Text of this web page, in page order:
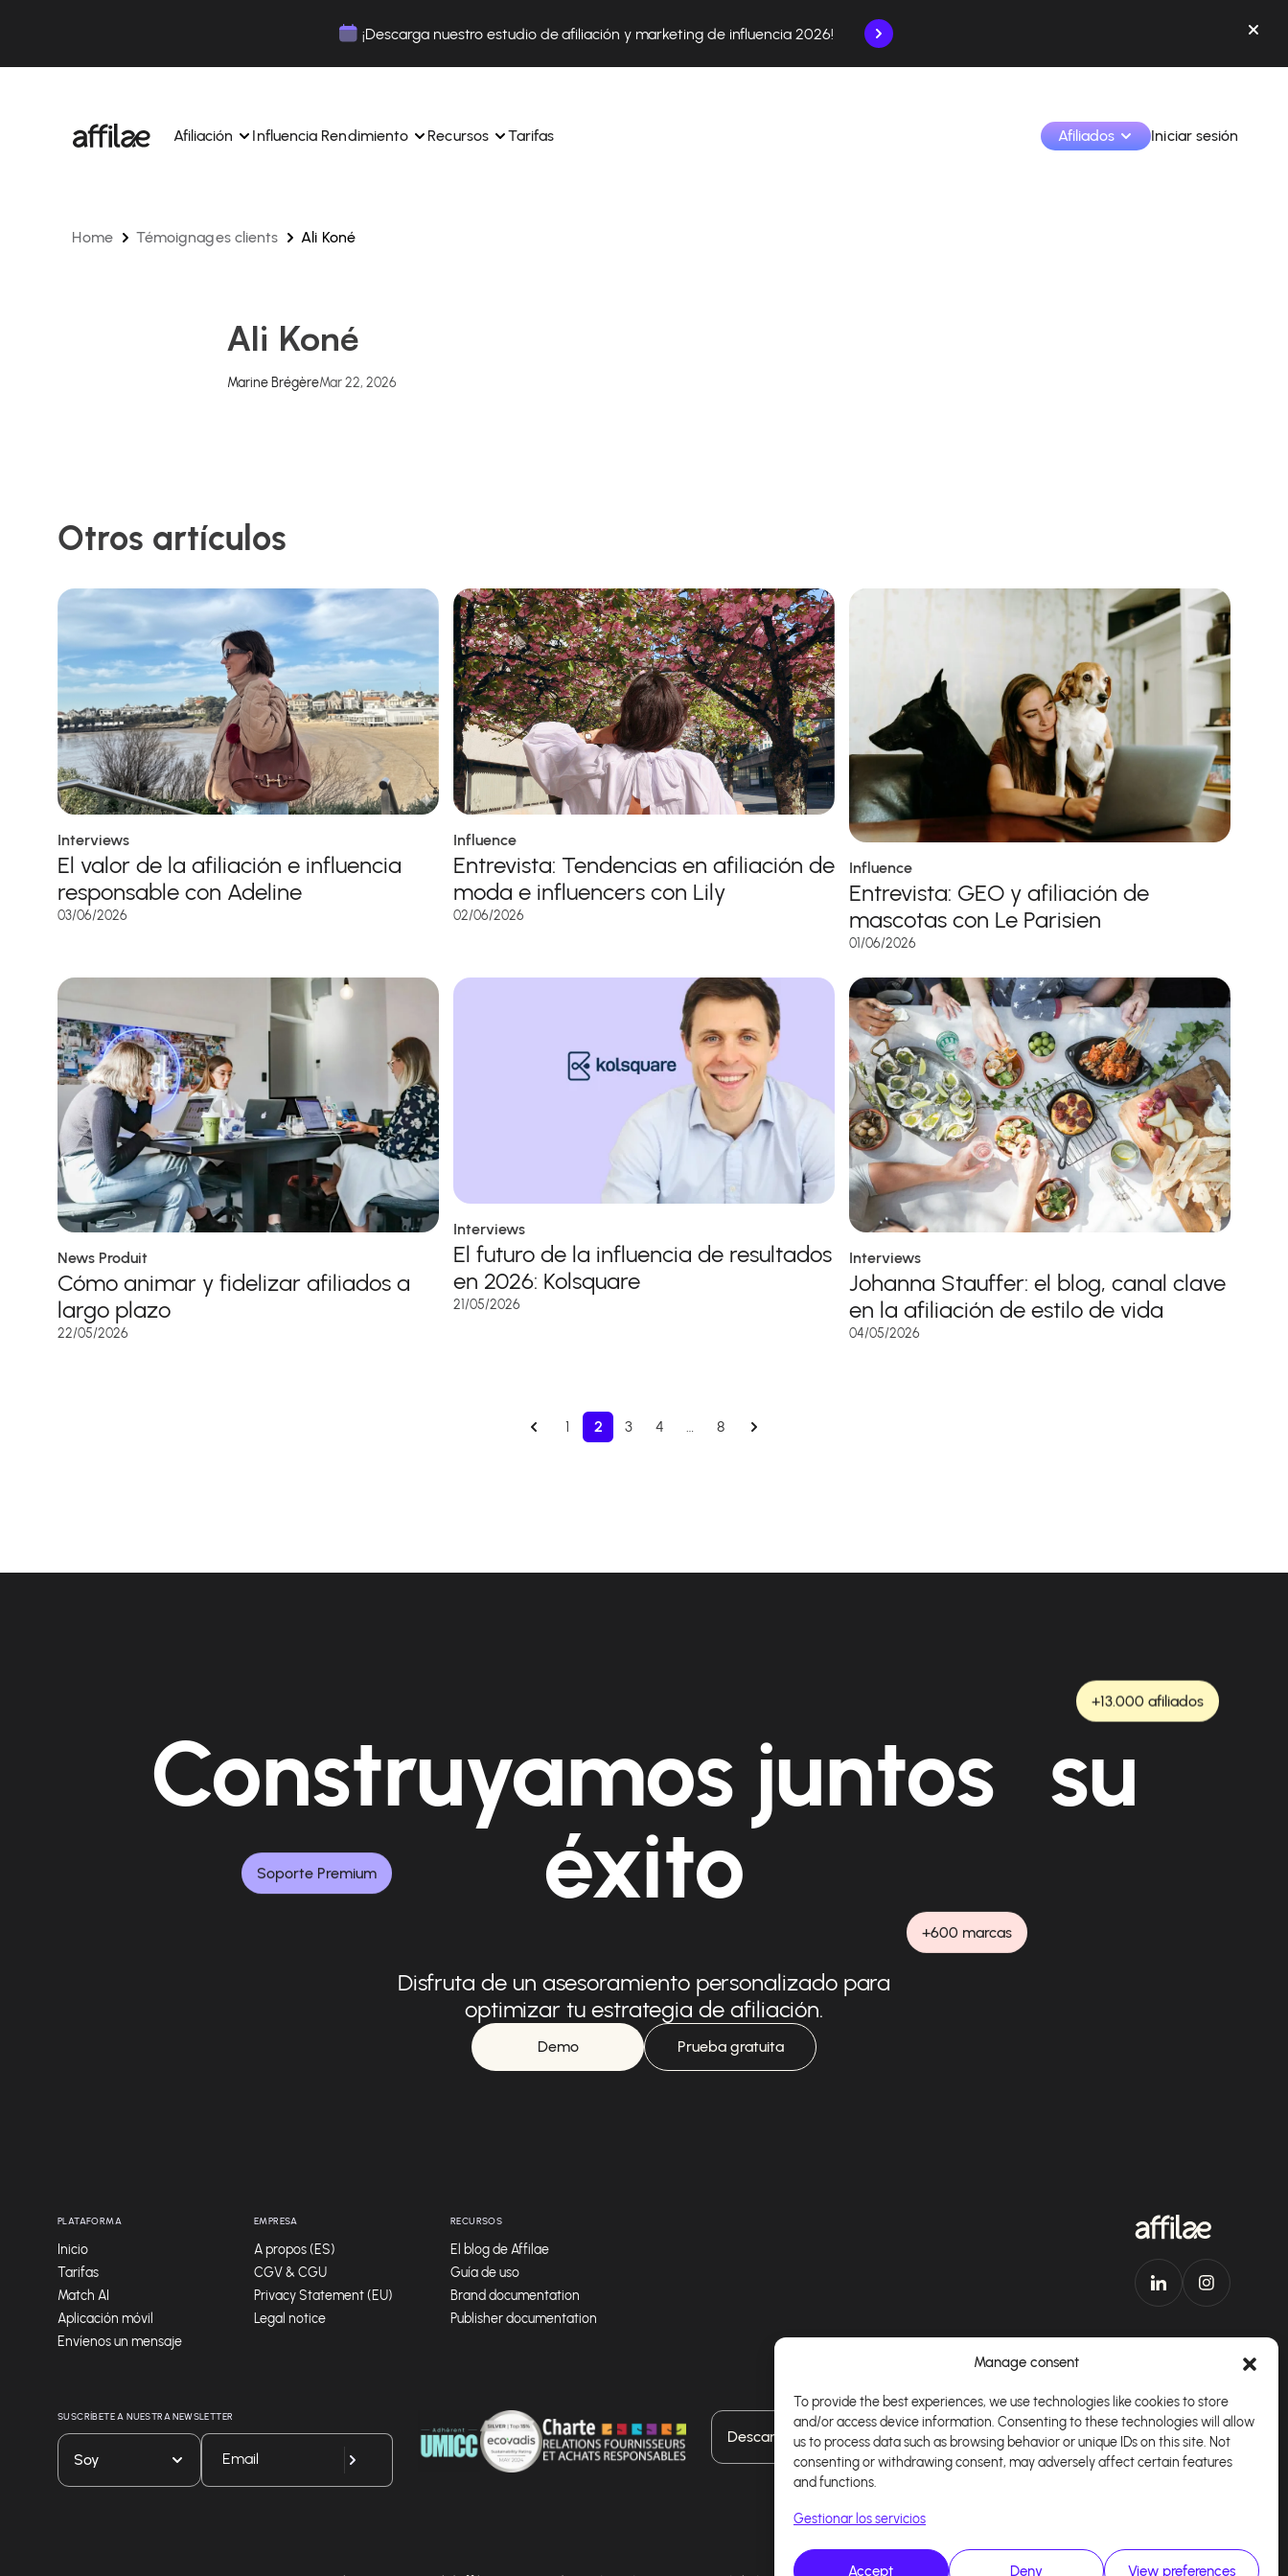
Manage consent
To provide the best experiences, we use technologies like cookies to store
and/or access device information. Consenting to these technologies will allow
us to process data such as browsing behavior or unique IDs on this site. Not
consenting or withdrawing consent, may adversely affect certain features
and functions.
Gestionar los servicios
Accept Deny View preferences
¡Descarga nuestro estudio de afiliación y marketing de influencia 2026!
Afiliación
Gestione sus campañas y afiliados desde una única
afiliados con total sencillez.
Influencia Rendimiento
Gestiona tus campañas y TikTok Shop desde un solo
colaboraciones desde la aplicación.
Recursos Tarifas Afiliados Iniciar sesión
Home Témoignages clients Ali Koné
Ali Koné
Marine BrégèreMar 22, 2026
Otros artículos
Interviews
El valor de la afiliación e influencia
responsable con Adeline
03/06/2026
Influence
Entrevista: Tendencias en afiliación de
moda e influencers con Lily
02/06/2026
Influence
Entrevista: GEO y afiliación de
mascotas con Le Parisien
01/06/2026
News Produit
Cómo animar y fidelizar afiliados a
largo plazo
22/05/2026
Interviews
El futuro de la influencia de resultados
en 2026: Kolsquare
21/05/2026
Interviews
Johanna Stauffer: el blog, canal clave
en la afiliación de estilo de vida
04/05/2026
1 2 3 4 8
Construyamos juntos su
éxito
Soporte Premium
+600 marcas
+13.000 afiliados
Disfruta de un asesoramiento personalizado para
optimizar tu estrategia de afiliación.
Demo Prueba gratuita
PLATAFORMA
Inicio
Tarifas
Match AI
Aplicación móvil
Envíenos un mensaje
EMPRESA
A propos (ES)
CGV & CGU
Privacy Statement (EU)
Legal notice
RECURSOS
El blog de Affilae
Guía de uso
Brand documentation
Publisher documentation
SUSCRÍBETE A NUESTRA NEWSLETTER
Soy
Descarga nuestra aplicación Español